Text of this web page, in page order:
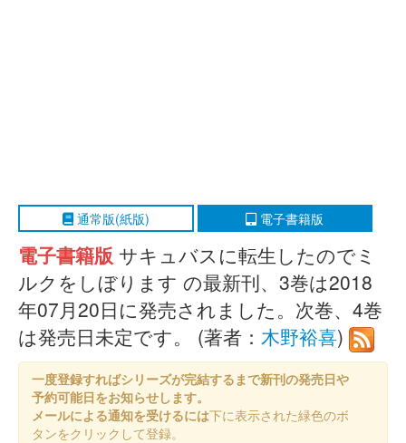
通常版(紙版) 電子書籍版
電子書籍版 サキュバスに転生したのでミ
ルクをしぼります の最新刊、3巻は2018
年07月20日に発売されました。次巻、4巻
は発売日未定です。 (著者： 木野裕喜)
一度登録すればシリーズが完結するまで新刊の発売日や
予約可能日をお知らせします。
メールによる通知を受けるには下に表示された緑色のボ
タンをクリックして登録。